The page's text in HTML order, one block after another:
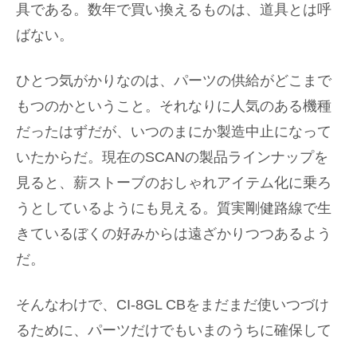
具である。数年で買い換えるものは、道具とは呼
ばない。
ひとつ気がかりなのは、パーツの供給がどこまで
もつのかということ。それなりに人気のある機種
だったはずだが、いつのまにか製造中止になって
いたからだ。現在のSCANの製品ラインナップを
見ると、薪ストーブのおしゃれアイテム化に乗ろ
うとしているようにも見える。質実剛健路線で生
きているぼくの好みからは遠ざかりつつあるよう
だ。
そんなわけで、CI-8GL CBをまだまだ使いつづけ
るために、パーツだけでもいまのうちに確保して